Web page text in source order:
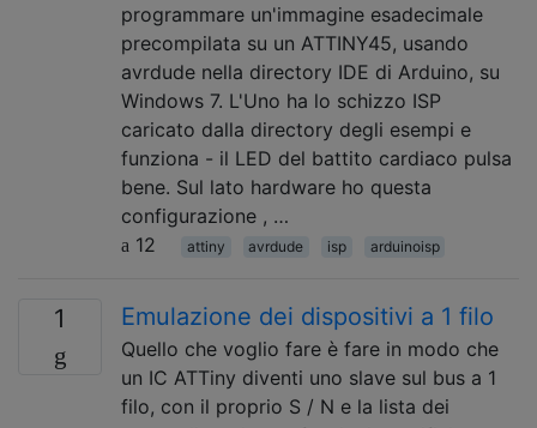
programmare un'immagine esadecimale
precompilata su un ATTINY45, usando
avrdude nella directory IDE di Arduino, su
Windows 7. L'Uno ha lo schizzo ISP
caricato dalla directory degli esempi e
funziona - il LED del battito cardiaco pulsa
bene. Sul lato hardware ho questa
configurazione , …
12
attiny avrdude isp arduinoisp
1 Emulazione dei dispositivi a 1 filo
Quello che voglio fare è fare in modo che
un IC ATTiny diventi uno slave sul bus a 1
filo, con il proprio S / N e la lista dei